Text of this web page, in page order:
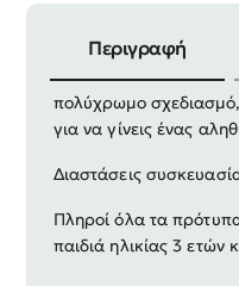
Περιγραφή
Παιδική ηλεκτρονική
πολύχρωμο
για να γίνεις ένας
Διαστάσεις
Πληροί όλα τα
παιδιά ηλικίας 3 ετών